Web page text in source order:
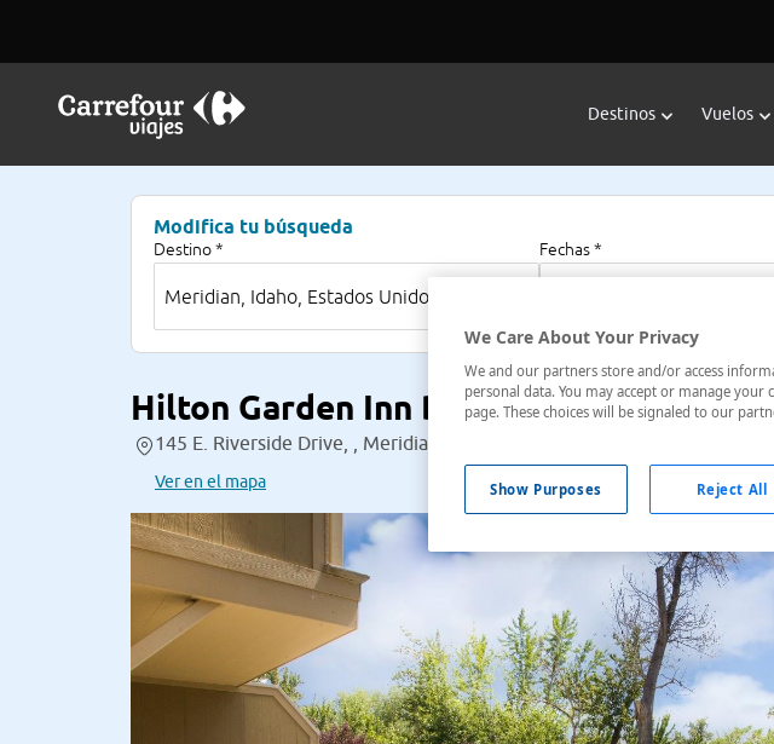
Destinos Vuelos
Modifica tu búsqueda
Destino * Fechas *
Hilton Garden Inn Boise/Eagle
145 E. Riverside Drive, , Meridian, Idaho, Estados Unidos
Ver en el mapa
We Care About Your Privacy
We and our partners store and/or access
personal data. You may accept or manage
page. These choices will be signaled to our
Show Purposes Reject All